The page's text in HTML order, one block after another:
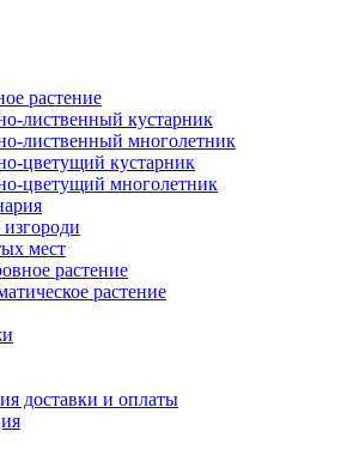
растение
лиственный кустарник
лиственный многолетник
цветущий кустарник
цветущий многолетник
мест
растение
растение
доставки и оплаты